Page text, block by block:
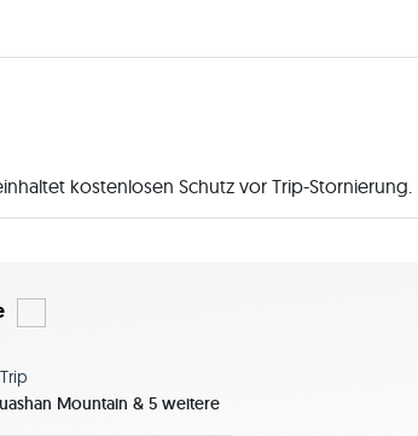
kostenlosen Schutz vor Trip-Stornierung.
Trip
Mountain & 5 weitere